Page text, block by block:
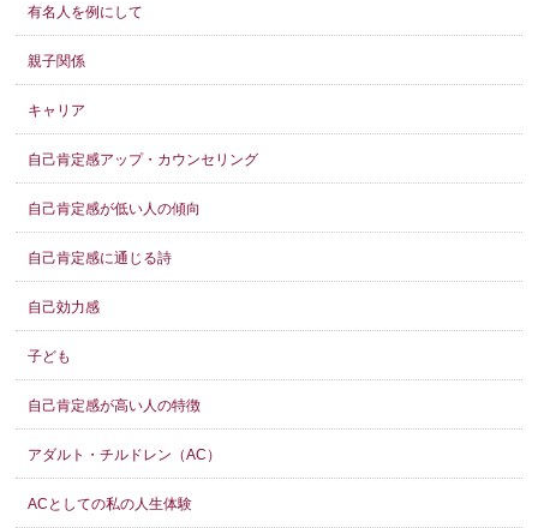
有名人を例にして
親子関係
キャリア
自己肯定感アップ・カウンセリング
自己肯定感が低い人の傾向
自己肯定感に通じる詩
自己効力感
子ども
自己肯定感が高い人の特徴
アダルト・チルドレン（AC）
ACとしての私の人生体験